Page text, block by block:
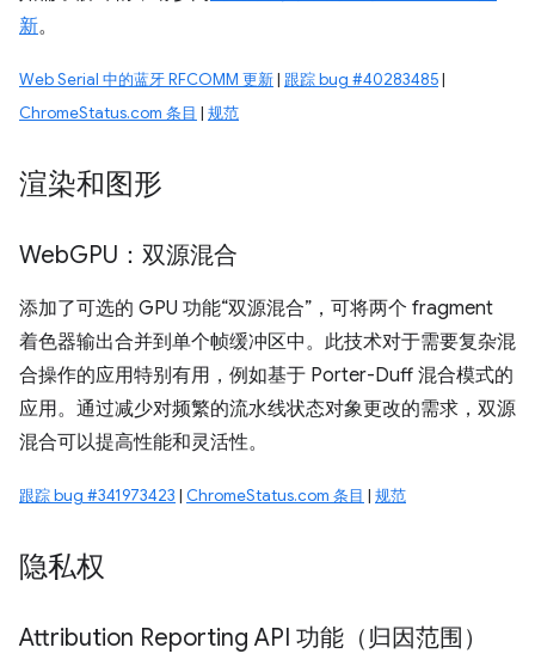
新。
Web Serial 中的蓝牙 RFCOMM 更新| 跟踪 bug #40283485|
ChromeStatus.com 条目 | 规范
渲染和图形
WebGPU：双源混合
添加了可选的 GPU 功能“双源混合”，可将两个 fragment
着色器输出合并到单个帧缓冲区中。此技术对于需要复杂混
合操作的应用特别有用，例如基于 Porter-Duff 混合模式的
应用。通过减少对频繁的流水线状态对象更改的需求，双源
混合可以提高性能和灵活性。
跟踪 bug #341973423 | ChromeStatus.com 条目 | 规范
隐私权
Attribution Reporting API 功能（归因范围）